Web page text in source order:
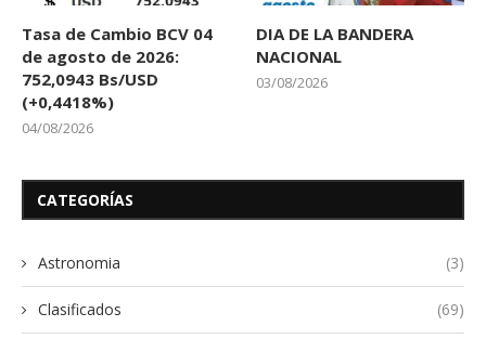
Tasa de Cambio BCV 04
de agosto de 2026:
752,0943 Bs/USD
(+0,4418%)
04/08/2026
DIA DE LA BANDERA
NACIONAL
03/08/2026
CATEGORÍAS
Astronomia (3)
Clasificados (69)